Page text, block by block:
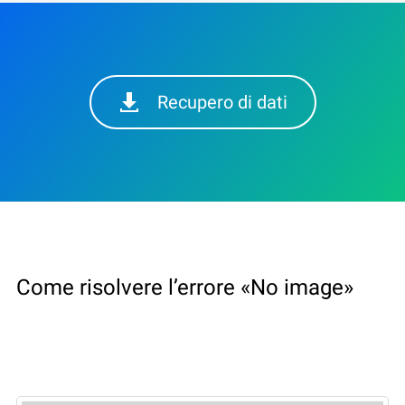
Recupero di dati
Come risolvere l’errore «No image»